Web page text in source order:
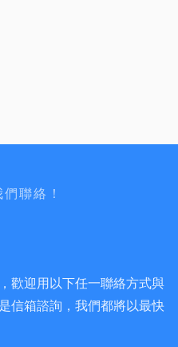
聯絡！
歡迎用以下任一聯絡方式與
信箱諮詢，我們都將以最快